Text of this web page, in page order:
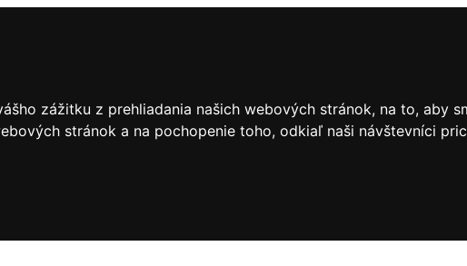
zážitku z prehliadania našich webových stránok, na to, aby
stránok a na pochopenie toho, odkiaľ naši návštevníci